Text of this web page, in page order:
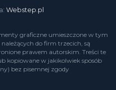
Webstep.pl
graficzne umieszczone w tym
do firm trzecich, są
prawem autorskim. Treści te
kopiowane w jakikolwiek sposób
bez pisemnej zgody